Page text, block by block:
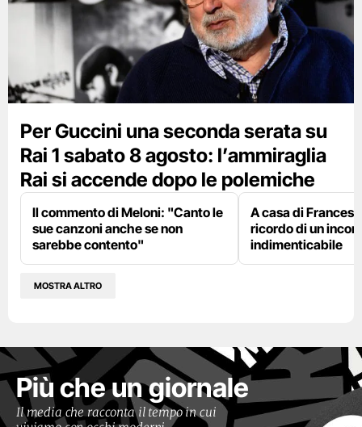
Per Guccini una seconda serata su
Rai 1 sabato 8 agosto: l’ammiraglia
Rai si accende dopo le polemiche
Il commento di Meloni: "Canto le
sue canzoni anche se non
sarebbe contento"
A casa di
ricordo di un
indimenticabile
MOSTRA ALTRO
Più che un giornale
Il media che racconta il tempo in cui